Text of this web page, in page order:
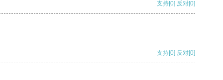
支持[0] 反对[0]
支持[0] 反对[0]